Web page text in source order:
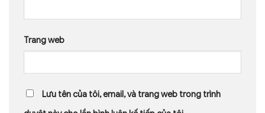
Trang web
Lưu tên của tôi, email, và trang web trong trình